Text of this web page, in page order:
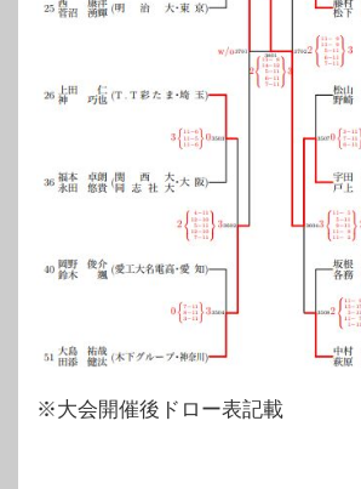
※大会開催後ドロー表記載